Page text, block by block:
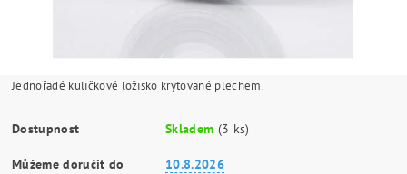
Jednořadé kuličkové ložisko krytované plechem.
Dostupnost Skladem (3 ks)
Můžeme doručit do 10.8.2026